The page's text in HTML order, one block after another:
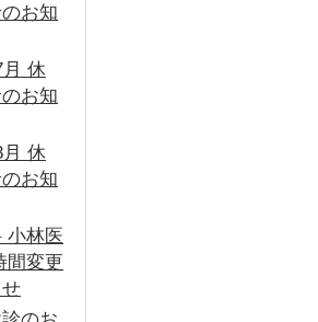
お知
休
お知
休
お知
小林医
間変更